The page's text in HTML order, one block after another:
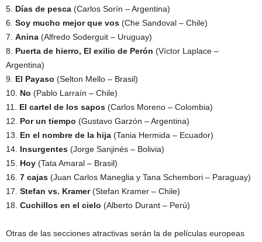
5. Días de pesca (Carlos Sorín – Argentina)
6. Soy mucho mejor que vos (Che Sandoval – Chile)
7. Anina (Alfredo Soderguit – Uruguay)
8. Puerta de hierro, El exilio de Perón (Víctor Laplace –
Argentina)
9. El Payaso (Selton Mello – Brasil)
10. No (Pablo Larraín – Chile)
11. El cartel de los sapos (Carlos Moreno – Colombia)
12. Por un tiempo (Gustavo Garzón – Argentina)
13. En el nombre de la hija (Tania Hermida – Ecuador)
14. Insurgentes (Jorge Sanjinés – Bolivia)
15. Hoy (Tata Amaral – Brasil)
16. 7 cajas (Juan Carlos Maneglia y Tana Schembori – Paraguay)
17. Stefan vs. Kramer(Stefan Kramer – Chile)
18. Cuchillos en el cielo (Alberto Durant – Perú)
Otras de las secciones atractivas serán la de películas europeas